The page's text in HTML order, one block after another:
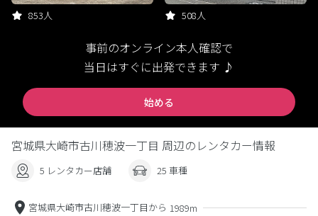
853人 508人
事前のオンライン本人確認で
当日はすぐに出発できます ♪
始める
宮城県大崎市古川穂波一丁目 周辺のレンタカー情報
5 レンタカー店舗 25 車種
宮城県大崎市古川穂波一丁目から 1989m